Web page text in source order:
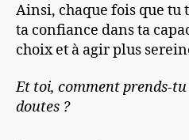
Ainsi, chaque fois que tu
ta confiance dans ta
choix et à agir plus
Et toi, comment prends-
doutes ?